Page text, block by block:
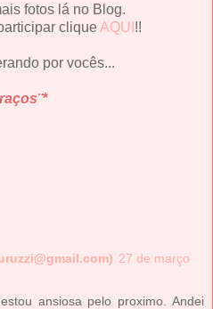
fotos lá no Blog.
cliqueAQUI !!
por vocês...
27 de março
ansiosa pelo proximo. Andei